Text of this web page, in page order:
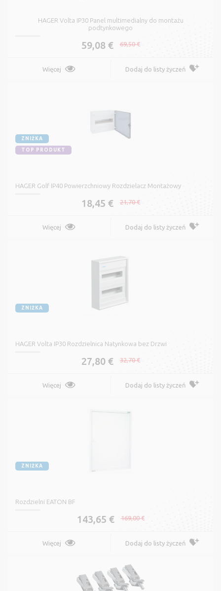
HAGER Volta IP30 Panel multimedialny do montażu
podtynkowego
59,08 € 69,50 €
Więcej Dodaj do listy życzeń
ZNIŻKA
TOP PRODUKT
HAGER Golf IP40 Powierzchniowy Rozdzielacz Montażowy
18,45 € 21,70 €
Więcej Dodaj do listy życzeń
ZNIŻKA
HAGER Volta IP30 Rozdzielnica Natynkowa bez Drzwi
27,80 € 32,70 €
Więcej Dodaj do listy życzeń
ZNIŻKA
Rozdzielni EATON BF
143,65 € 169,00 €
Więcej Dodaj do listy życzeń